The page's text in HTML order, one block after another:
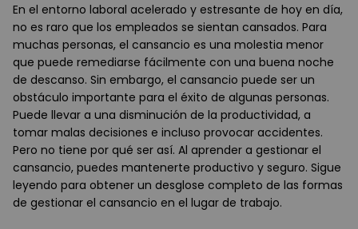
En el entorno laboral acelerado y estresante de hoy en día,
no es raro que los empleados se sientan cansados. Para
muchas personas, el cansancio es una molestia menor
que puede remediarse fácilmente con una buena noche
de descanso. Sin embargo, el cansancio puede ser un
obstáculo importante para el éxito de algunas personas.
Puede llevar a una disminución de la productividad, a
tomar malas decisiones e incluso provocar accidentes.
Pero no tiene por qué ser así. Al aprender a gestionar el
cansancio, puedes mantenerte productivo y seguro. Sigue
leyendo para obtener un desglose completo de las formas
de gestionar el cansancio en el lugar de trabajo.